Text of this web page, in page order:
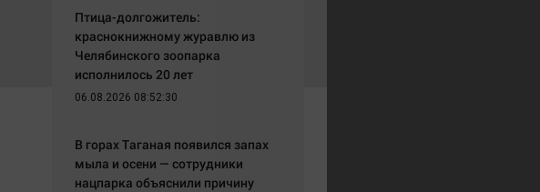
Здоровье
Архив
Общество
Политика
Технологии
Отраслевые темы
Птица-долгожитель:
краснокнижному журавлю из
Челябинского зоопарка
исполнилось 20 лет
06.08.2026 08:52:30
В горах Таганая появился запах
мыла и осени — сотрудники
нацпарка объяснили причину